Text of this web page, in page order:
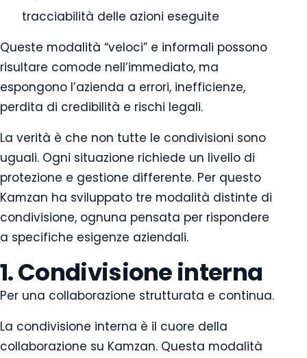
tracciabilità delle azioni eseguite
Queste modalità “veloci” e informali possono
risultare comode nell’immediato, ma
espongono l’azienda a errori, inefficienze,
perdita di credibilità e rischi legali.
La verità è che non tutte le condivisioni sono
uguali. Ogni situazione richiede un livello di
protezione e gestione differente. Per questo
Kamzan ha sviluppato tre modalità distinte di
condivisione, ognuna pensata per rispondere
a specifiche esigenze aziendali.
1. Condivisione interna
Per una collaborazione strutturata e continua.
La condivisione interna è il cuore della
collaborazione su Kamzan. Questa modalità